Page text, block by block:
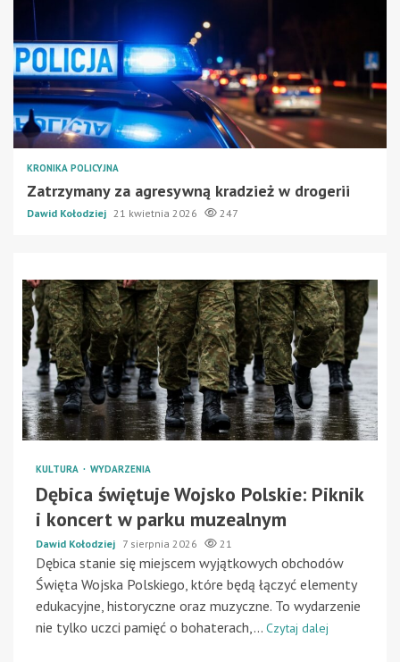
KRONIKA POLICYJNA
Zatrzymany za agresywną kradzież w drogerii
Dawid Kołodziej 21 kwietnia 2026 247
KULTURA WYDARZENIA
Dębica świętuje Wojsko Polskie: Piknik
i koncert w parku muzealnym
Dawid Kołodziej 7 sierpnia 2026 21
Dębica stanie się miejscem wyjątkowych obchodów
Święta Wojska Polskiego, które będą łączyć elementy
edukacyjne, historyczne oraz muzyczne. To wydarzenie
nie tylko uczci pamięć o bohaterach,... Czytaj dalej